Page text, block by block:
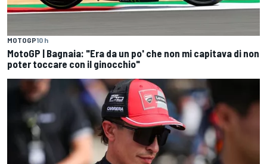
MOTOGP10 h
MotoGP | Bagnaia: "Era da un po' che non mi capitava di non
poter toccare con il ginocchio"